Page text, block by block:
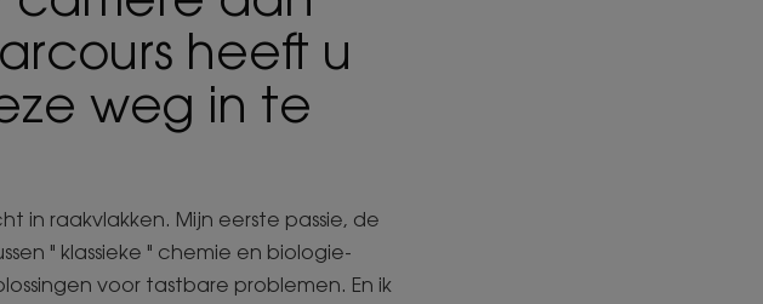
heeft u
weg in te
in raakvlakken. Mijn eerste passie, de
" klassieke " chemie en biologie-
voor tastbare problemen. En ik